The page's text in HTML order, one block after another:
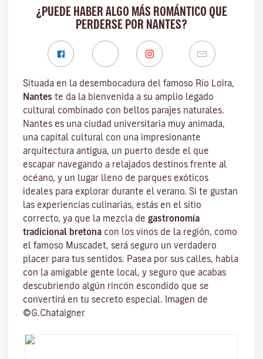
¿PUEDE HABER ALGO MÁS ROMÁNTICO QUE
PERDERSE POR NANTES?
Situada en la desembocadura del famoso Río Loira,
Nantes te da la bienvenida a su amplio legado
cultural combinado con bellos parajes naturales.
Nantes es una ciudad universitaria muy animada,
una capital cultural con una impresionante
arquitectura antigua, un puerto desde el que
escapar navegando a relajados destinos frente al
océano, y un lugar lleno de parques exóticos
ideales para explorar durante el verano. Si te gustan
las experiencias culinarias, estás en el sitio
correcto, ya que la mezcla de gastronomía
tradicional bretona con los vinos de la región, como
el famoso Muscadet, será seguro un verdadero
placer para tus sentidos. Pasea por sus calles, habla
con la amigable gente local, y seguro que acabas
descubriendo algún rincón escondido que se
convertirá en tu secreto especial. Imagen de
©G.Chataigner